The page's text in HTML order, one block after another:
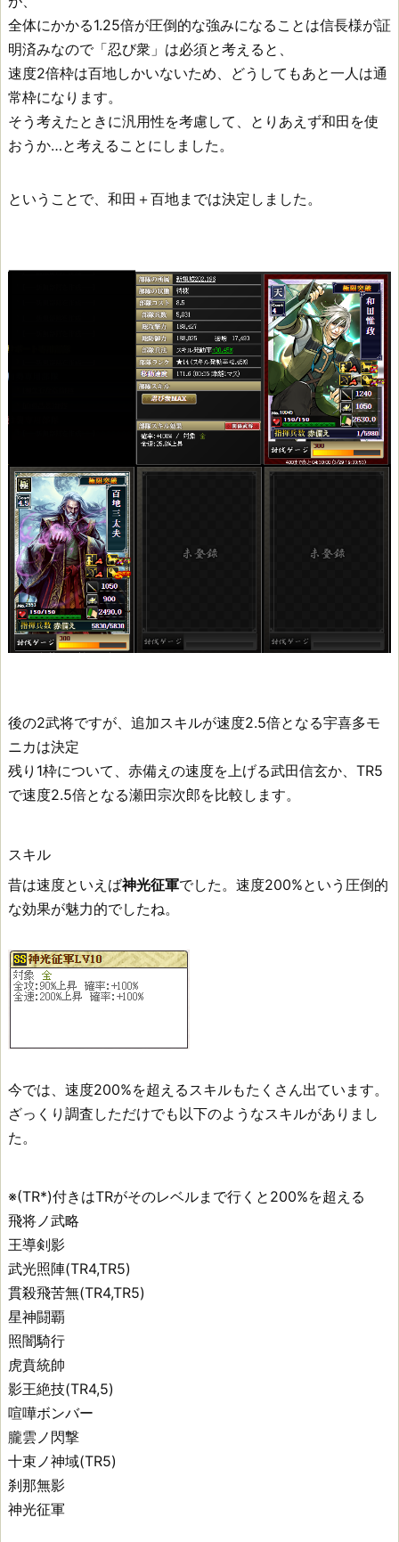
全体にかかる1.25倍が圧倒的な強みになることは信長様が証
明済みなので「忍び衆」は必須と考えると、
速度2倍枠は百地しかいないため、どうしてもあと一人は通
常枠になります。
そう考えたときに汎用性を考慮して、とりあえず和田を使
おうか…と考えることにしました。
ということで、和田＋百地までは決定しました。
後の2武将ですが、追加スキルが速度2.5倍となる宇喜多モ
ニカは決定
残り1枠について、赤備えの速度を上げる武田信玄か、TR5
で速度2.5倍となる瀬田宗次郎を比較します。
スキル
昔は速度といえば神光征軍でした。速度200%という圧倒的
な効果が魅力的でしたね。
今では、速度200%を超えるスキルもたくさん出ています。
ざっくり調査しただけでも以下のようなスキルがありまし
た。
※(TR*)付きはTRがそのレベルまで行くと200%を超える
飛将ノ武略
王導剣影
武光照陣(TR4,TR5)
貫殺飛苦無(TR4,TR5)
星神闘覇
照闇騎行
虎賁統帥
影王絶技(TR4,5)
喧嘩ボンバー
朧雲ノ閃撃
十束ノ神域(TR5)
刹那無影
神光征軍